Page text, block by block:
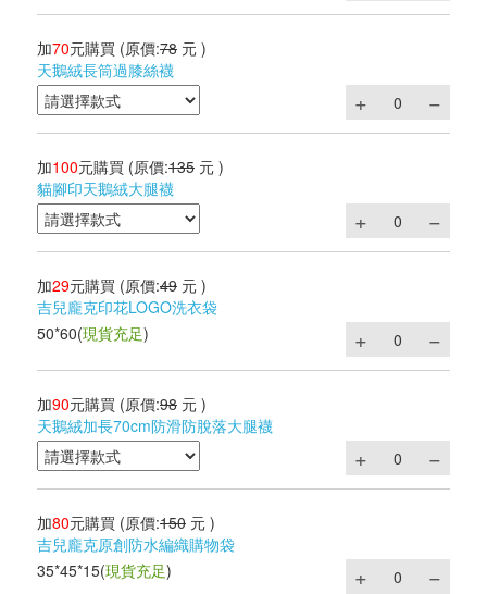
加70元購買 (原價:78 元 )
天鵝絨長筒過膝絲襪
加100元購買 (原價:135 元 )
貓腳印天鵝絨大腿襪
加29元購買 (原價:49 元 )
吉兒龐克印花LOGO洗衣袋
50*60(現貨充足)
加90元購買 (原價:98 元 )
天鵝絨加長70cm防滑防脫落大腿襪
加80元購買 (原價:150 元 )
吉兒龐克原創防水編織購物袋
35*45*15(現貨充足)